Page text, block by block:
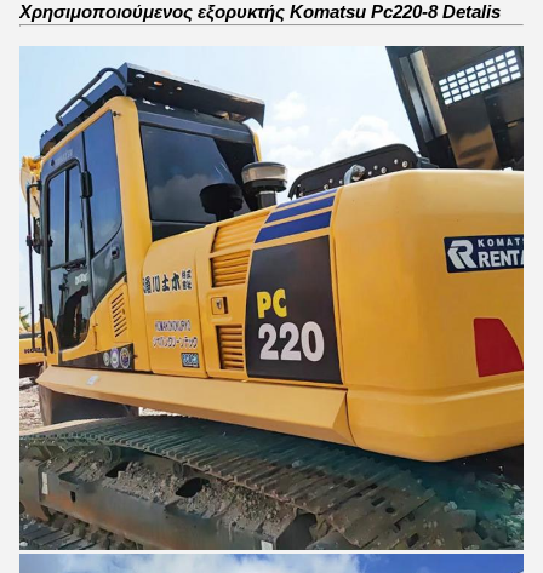
Χρησιμοποιούμενος εξορυκτής Komatsu Pc220-8 Detalis